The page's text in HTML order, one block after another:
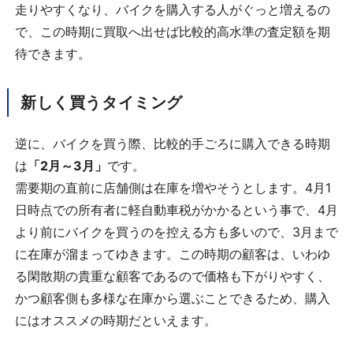
走りやすくなり、バイクを購入する人がぐっと増えるの
で、この時期に買取へ出せば比較的高水準の査定額を期
待できます。
新しく買うタイミング
逆に、バイクを買う際、比較的手ごろに購入できる時期
は 「2月～3月」 です。
需要期の直前に店舗側は在庫を増やそうとします。4月1
日時点での所有者に軽自動車税がかかるという事で、4月
より前にバイクを買うのを控える方も多いので、3月まで
に在庫が溜まってゆきます。この時期の顧客は、いわゆ
る閑散期の貴重な顧客であるので価格も下がりやすく、
かつ顧客側も多様な在庫から選ぶことできるため、購入
にはオススメの時期だといえます。